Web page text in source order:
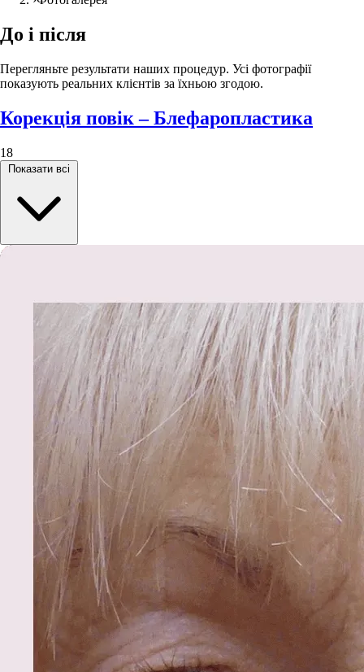
До і після
Перегляньте результати наших процедур. Усі фотографії
показують реальних клієнтів за їхньою згодою.
Корекція повік – Блефаропластика
18
Показати всі